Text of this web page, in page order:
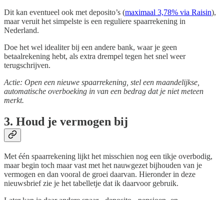
Dit kan eventueel ook met deposito’s (maximaal 3,78% via Raisin),
maar veruit het simpelste is een reguliere spaarrekening in
Nederland.
Doe het wel idealiter bij een andere bank, waar je geen
betaalrekening hebt, als extra drempel tegen het snel weer
terugschrijven.
Actie: Open een nieuwe spaarrekening, stel een maandelijkse,
automatische overboeking in van een bedrag dat je niet meteen
merkt.
3. Houd je vermogen bij
Met één spaarrekening lijkt het misschien nog een tikje overbodig,
maar begin toch maar vast met het nauwgezet bijhouden van je
vermogen en dan vooral de groei daarvan. Hieronder in deze
nieuwsbrief zie je het tabelletje dat ik daarvoor gebruik.